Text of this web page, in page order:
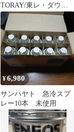
TORAY/東レ・ダウコ
ーニング 3ｇ
¥6,980
サンハヤト 急冷スプ
レー10本 未使用